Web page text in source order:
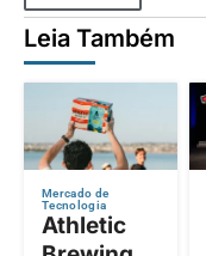
Leia Também
Mercado de
Tecnologia
Athletic